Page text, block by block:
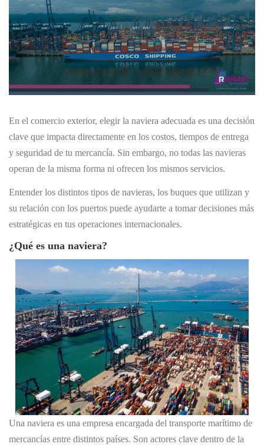
En el comercio exterior, elegir la naviera adecuada es una decisión
clave que impacta directamente en los costos, tiempos de entrega
y seguridad de tu mercancía. Sin embargo, no todas las navieras
operan de la misma forma ni ofrecen los mismos servicios.
Entender los distintos tipos de navieras, los buques que utilizan y
su relación con los puertos puede ayudarte a tomar decisiones más
estratégicas en tus operaciones internacionales.
¿Qué es una naviera?
Una naviera es una empresa encargada del transporte marítimo de
mercancías entre distintos países. Son actores clave dentro de la